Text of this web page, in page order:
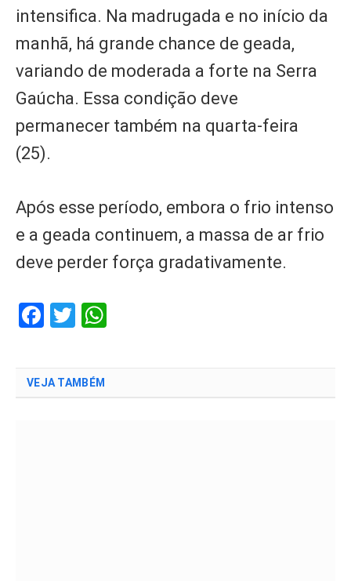
intensifica. Na madrugada e no início da
manhã, há grande chance de geada,
variando de moderada a forte na Serra
Gaúcha. Essa condição deve
permanecer também na quarta-feira
(25).
Após esse período, embora o frio intenso
e a geada continuem, a massa de ar frio
deve perder força gradativamente.
Facebook
Twitter
VEJA TAMBÉM